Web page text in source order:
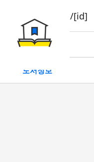
book/rent/[id]
대여
도서정보